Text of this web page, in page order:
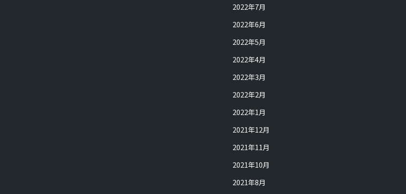
2022年7月
2022年6月
2022年5月
2022年4月
2022年3月
2022年2月
2022年1月
2021年12月
2021年11月
2021年10月
2021年8月